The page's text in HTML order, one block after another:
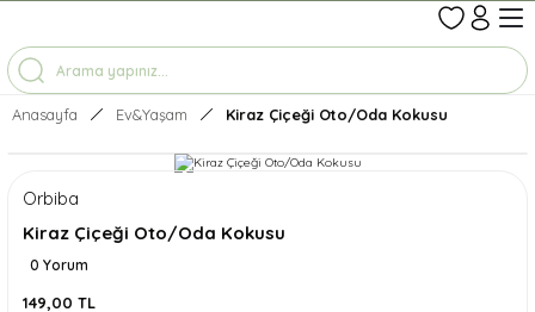
Anasayfa Ev&Yaşam Kiraz Çiçeği Oto/Oda Kokusu
Orbiba
Kiraz Çiçeği Oto/Oda Kokusu
0 Yorum
149,00 TL